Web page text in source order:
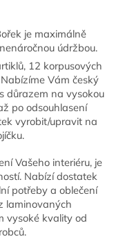
je maximálně
údržbou.
12 korpusových
Vám český
důrazem na vysokou
po odsouhlasení
vyrobit/upravit na
Vašeho interiéru, je
Nabízí dostatek
potřeby a oblečení
laminovaných
vysoké kvality od